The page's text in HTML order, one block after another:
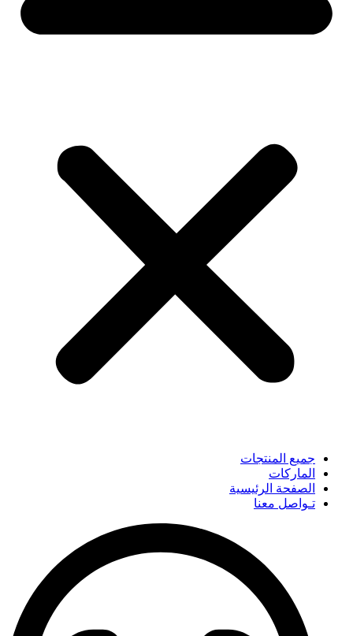
جميع المنتجات
الماركات
الصفحة الرئيسية
تـواصل معنا